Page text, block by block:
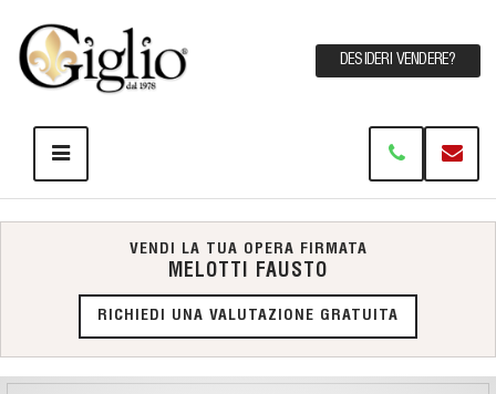
DESIDERI VENDERE?
VENDI LA TUA OPERA FIRMATA
MELOTTI FAUSTO
RICHIEDI UNA VALUTAZIONE GRATUITA